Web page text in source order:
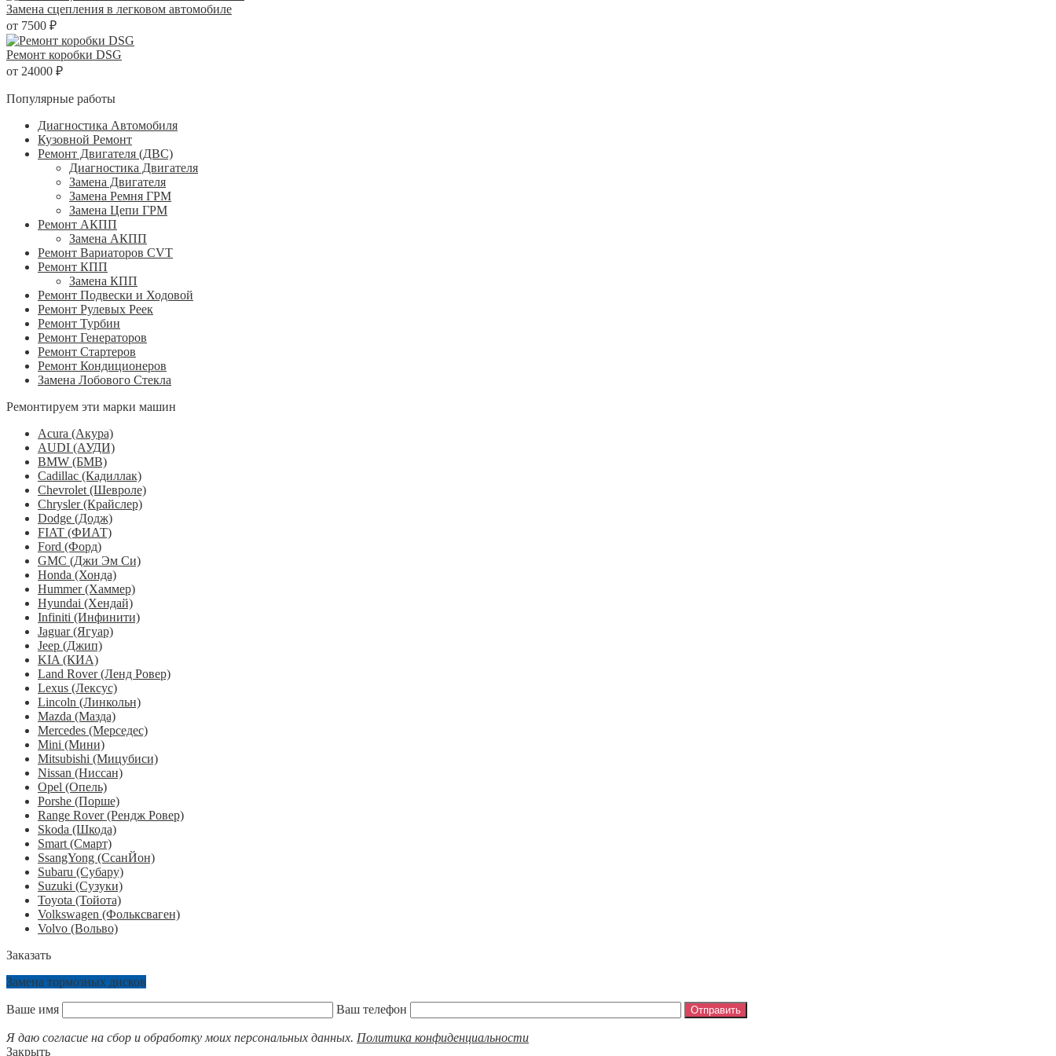
Замена сцепления в легковом автомобиле
от 7500 ₽
Ремонт коробки DSG
от 24000 ₽
Популярные работы
Диагностика Автомобиля
Кузовной Ремонт
Ремонт Двигателя (ДВС)
Диагностика Двигателя
Замена Двигателя
Замена Ремня ГРМ
Замена Цепи ГРМ
Ремонт АКПП
Замена АКПП
Ремонт Вариаторов CVT
Ремонт КПП
Замена КПП
Ремонт Подвески и Ходовой
Ремонт Рулевых Реек
Ремонт Турбин
Ремонт Генераторов
Ремонт Стартеров
Ремонт Кондиционеров
Замена Лобового Стекла
Ремонтируем эти марки машин
Acura (Акура)
AUDI (АУДИ)
BMW (БМВ)
Cadillac (Кадиллак)
Chevrolet (Шевроле)
Chrysler (Крайслер)
Dodge (Додж)
FIAT (ФИАТ)
Ford (Форд)
GMC (Джи Эм Си)
Honda (Хонда)
Hummer (Хаммер)
Hyundai (Хендай)
Infiniti (Инфинити)
Jaguar (Ягуар)
Jeep (Джип)
KIA (КИА)
Land Rover (Ленд Ровер)
Lexus (Лексус)
Lincoln (Линкольн)
Mazda (Мазда)
Mercedes (Мерседес)
Mini (Мини)
Mitsubishi (Мицубиси)
Nissan (Ниссан)
Opel (Опель)
Porshe (Порше)
Range Rover (Рендж Ровер)
Skoda (Шкода)
Smart (Смарт)
SsangYong (СсанЙон)
Subaru (Субару)
Suzuki (Сузуки)
Toyota (Тойота)
Volkswagen (Фольксваген)
Volvo (Вольво)
Заказать
Замена тормозных дисков
Ваше имя Ваш телефон
Я даю согласие на сбор и обработку моих персональных данных. Политика конфиденциальности
Закрыть